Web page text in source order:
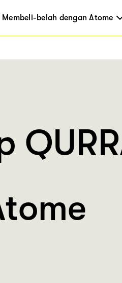
Membeli-belah dengan Atome